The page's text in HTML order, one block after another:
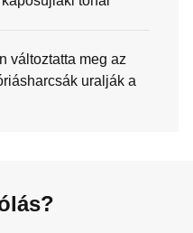
változtatta meg az
uralják a